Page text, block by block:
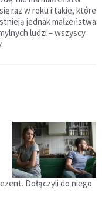
raz w roku i takie, które
jednak małżeństwa
ludzi – wszyscy
Dołączyli do niego